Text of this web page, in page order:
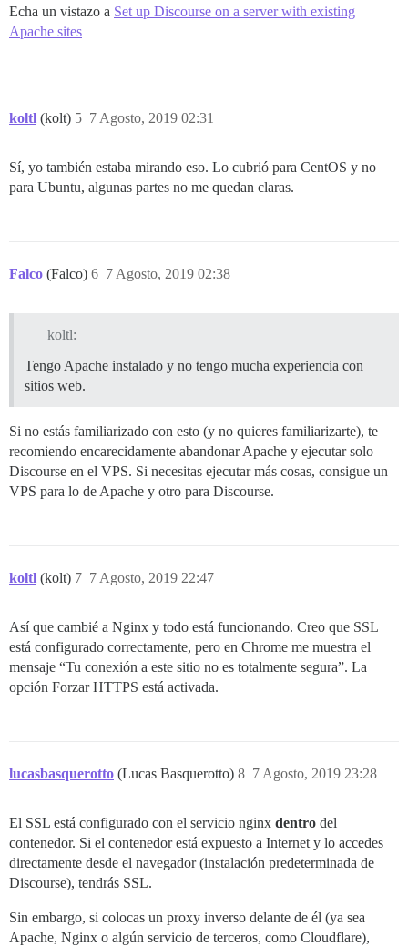
Echa un vistazo a Set up Discourse on a server with existing
Apache sites
koltl (kolt) 7 Agosto, 2019 02:31
5
Sí, yo también estaba mirando eso. Lo cubrió para CentOS y no
para Ubuntu, algunas partes no me quedan claras.
Falco (Falco) 7 Agosto, 2019 02:38
6
koltl:
Tengo Apache instalado y no tengo mucha experiencia con
sitios web.
Si no estás familiarizado con esto (y no quieres familiarizarte), te
recomiendo encarecidamente abandonar Apache y ejecutar solo
Discourse en el VPS. Si necesitas ejecutar más cosas, consigue un
VPS para lo de Apache y otro para Discourse.
koltl (kolt) 7 Agosto, 2019 22:47
7
Así que cambié a Nginx y todo está funcionando. Creo que SSL
está configurado correctamente, pero en Chrome me muestra el
mensaje “Tu conexión a este sitio no es totalmente segura”. La
opción Forzar HTTPS está activada.
lucasbasquerotto (Lucas Basquerotto) 7 Agosto, 2019 23:28
8
El SSL está configurado con el servicio nginx dentro del
contenedor. Si el contenedor está expuesto a Internet y lo accedes
directamente desde el navegador (instalación predeterminada de
Discourse), tendrás SSL.
Sin embargo, si colocas un proxy inverso delante de él (ya sea
Apache, Nginx o algún servicio de terceros, como Cloudflare),